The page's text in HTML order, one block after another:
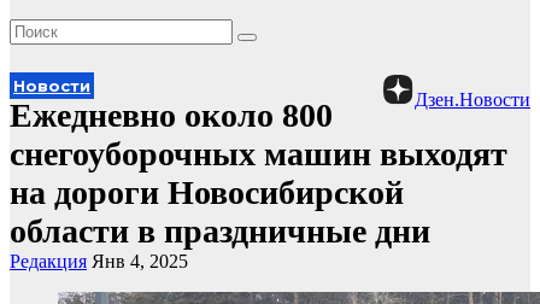
Дзен.Новости
Новости
Ежедневно около 800
снегоуборочных машин выходят
на дороги Новосибирской
области в праздничные дни
Редакция Янв 4, 2025